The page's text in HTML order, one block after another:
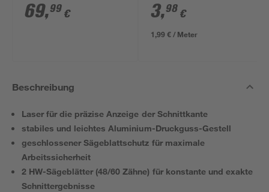
69,99 € 3,98 €
1,99 € / Meter
Beschreibung
Laser für die präzise Anzeige der Schnittkante
stabiles und leichtes Aluminium-Druckguss-Gestell
geschlossener Sägeblattschutz für maximale
Arbeitssicherheit
2 HW-Sägeblätter (48/60 Zähne) für konstante und exakte
Schnittergebnisse